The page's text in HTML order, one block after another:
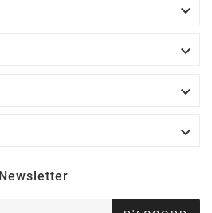




Newsletter